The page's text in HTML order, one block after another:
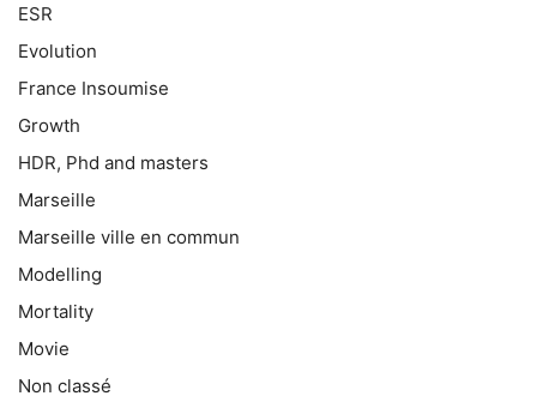
ESR
Evolution
France Insoumise
Growth
HDR, Phd and masters
Marseille
Marseille ville en commun
Modelling
Mortality
Movie
Non classé